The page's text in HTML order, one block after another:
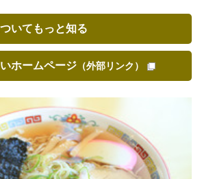
いてもっと知る
ホームページ （外部リンク）